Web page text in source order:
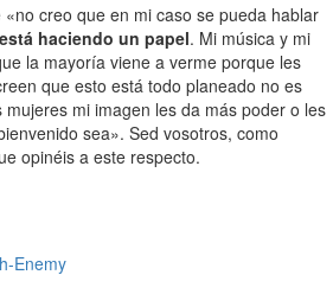
creo que en mi caso se pueda hablar
haciendo un papel. Mi música y mi
la mayoría viene a verme porque les
que esto está todo planeado no es
mi imagen les da más poder o les
sea». Sed vosotros, como
opinéis a este respecto.
Enemy